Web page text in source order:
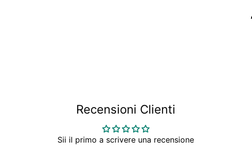
Recensioni Clienti
Sii il primo a scrivere una recensione